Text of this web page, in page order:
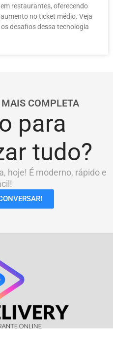
restaurantes, oferecendo
no ticket médio. Veja
desafios dessa tecnologia
COMPLETA
para
tudo?
hoje! É moderno, rápido e